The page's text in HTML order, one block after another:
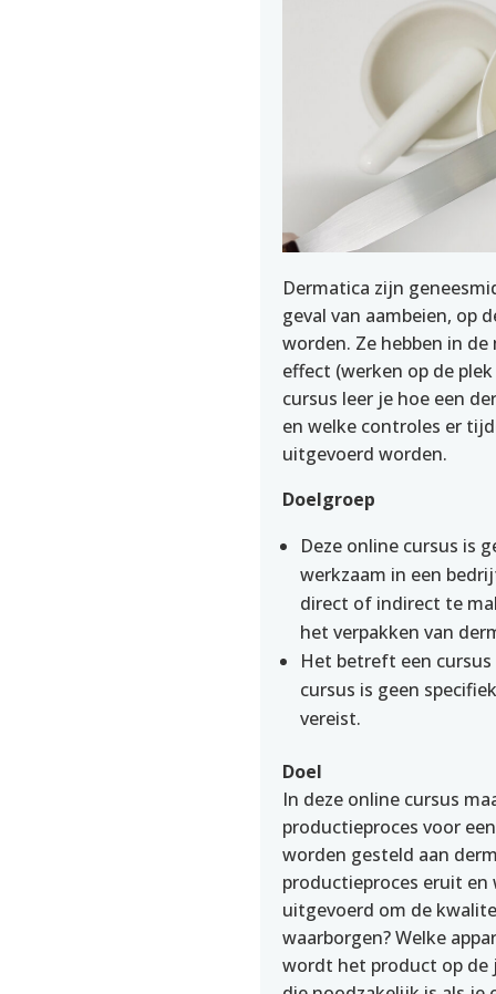
Dermatica zijn
geval van aambeien, op
worden. Ze hebben in
effect (werken op de
cursus leer je hoe een
en welke controles er
uitgevoerd worden.
Doelgroep
Deze online cursus is
werkzaam in een
direct of indirect te
het verpakken van
Het betreft een cursus
cursus is geen
vereist.
Doel
In deze online cursus
productieproces voor
worden gesteld aan
productieproces eruit
uitgevoerd om de
waarborgen? Welke
wordt het product op de